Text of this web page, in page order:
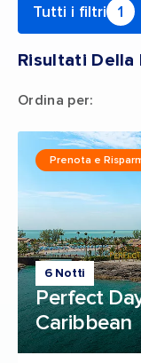
Tutti i filtri 1
Risultati Della
Ordina per:
6 Notti
Perfect
Caribbean
Prenota e